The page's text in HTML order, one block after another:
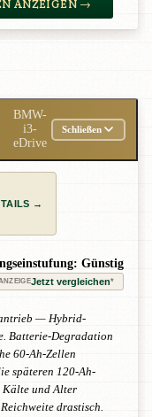
ANZEIGEN →
BMW-
i3-
eDrive
Schließen
→
Günstig
Jetzt vergleichen*
— Hybrid-
Batterie-Degradation
60-Ah-Zellen
späteren 120-Ah-
Kälte und Alter
drastisch.